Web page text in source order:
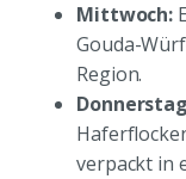
Mittwoch:
Gouda-
Region.
verpackt in